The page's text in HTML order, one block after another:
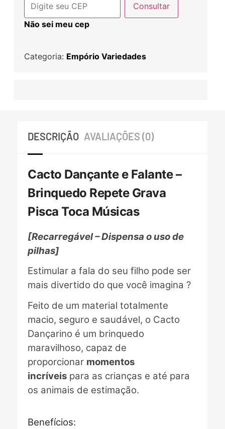
Consultar
Não sei meu cep
Categoria: Empório Variedades
DESCRIÇÃO AVALIAÇÕES (0)
Cacto Dançante e Falante –
Brinquedo Repete Grava
Pisca Toca Músicas
[Recarregável – Dispensa o uso de
pilhas]
Estimular a fala do seu filho pode ser
mais divertido do que você imagina ?
Feito de um material totalmente
macio, seguro e saudável, o Cacto
Dançarino é um brinquedo
maravilhoso, capaz de
proporcionar momentos
incríveis para as crianças e até para
os animais de estimação.
Benefícios: